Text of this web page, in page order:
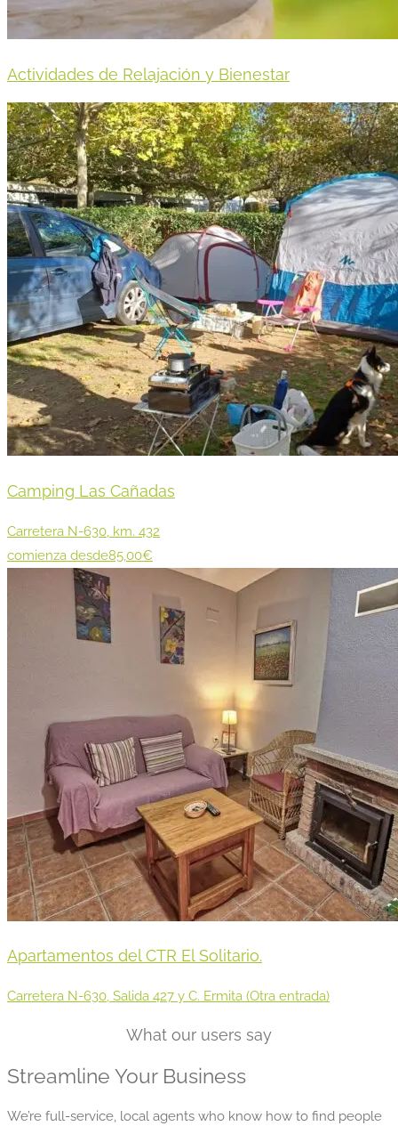
Actividades de Relajación y Bienestar
Camping Las Cañadas
Carretera N-630, km. 432
comienza desde85,00€
Apartamentos del CTR El Solitario.
Carretera N-630, Salida 427 y C. Ermita (Otra entrada)
What our users say
Streamline Your Business
We’re full-service, local agents who know how to find people